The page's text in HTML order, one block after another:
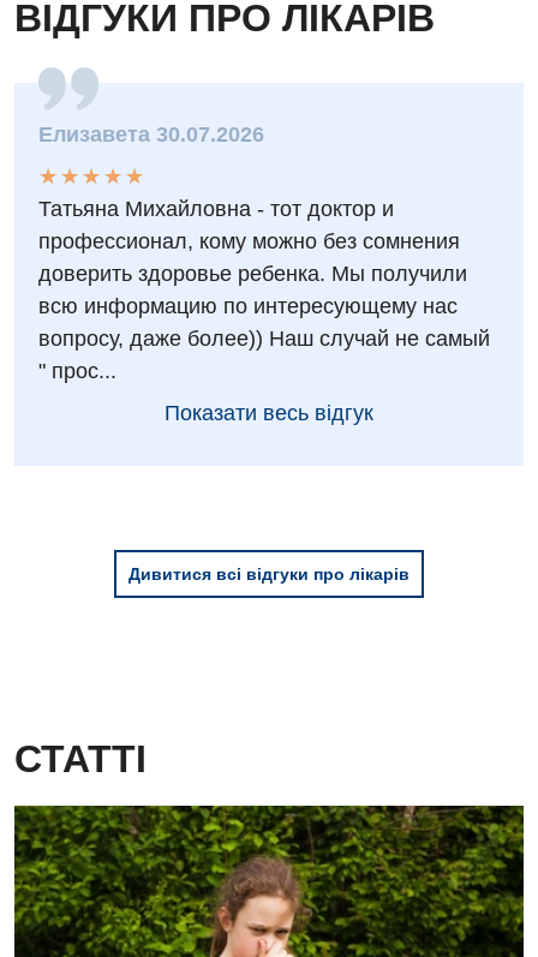
ВІДГУКИ ПРО ЛІКАРІВ
Елизавета 30.07.2026
★
★
★
★
★
★ ★ ★ ★ ★
Татьяна Михайловна - тот доктор и
профессионал, кому можно без сомнения
доверить здоровье ребенка. Мы получили
всю информацию по интересующему нас
вопросу, даже более)) Наш случай не самый
" прос...
Показати весь відгук
Дивитися всі відгуки про лікарів
СТАТТІ